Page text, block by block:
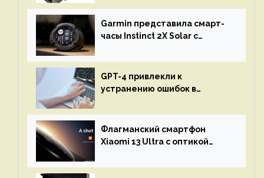
Garmin представила смарт-
часы Instinct 2X Solar с
GPT-4 привлекли к
устранению ошибок в
остановится до полного
восстановления кода и
объяснит, что пошло не так
Флагманский смартфон
Xiaomi 13 Ultra с оптикой
представят 18 апреля